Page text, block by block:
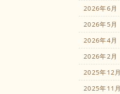
2026年6月
2026年5月
2026年4月
2026年2月
2025年12月
2025年11月